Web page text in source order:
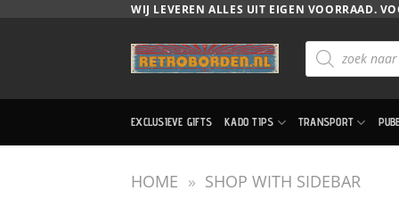
WIJ LEVEREN ALLES UIT EIGEN VOORRAAD.
Producten
zoeken
EXCLUSIEVE GIFTS KADO TIPS TRANSPORT
HOME » SHOP WITH SIDEBAR